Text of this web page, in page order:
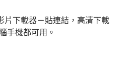
片下載器－貼連結，高清下載
手機都可用。